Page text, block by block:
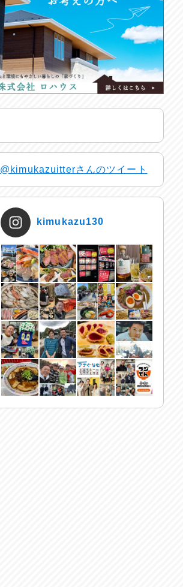
@kimukazuitterさんのツイート
kimukazu130